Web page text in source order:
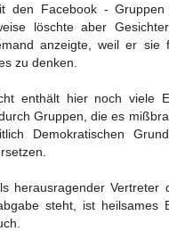
den Facebook - Gruppen
löschte aber
anzeigte, weil er sie
zu denken.
enthält hier noch viele
Gruppen, die es
Demokratischen
herausragender Vertreter
steht, ist heilsames